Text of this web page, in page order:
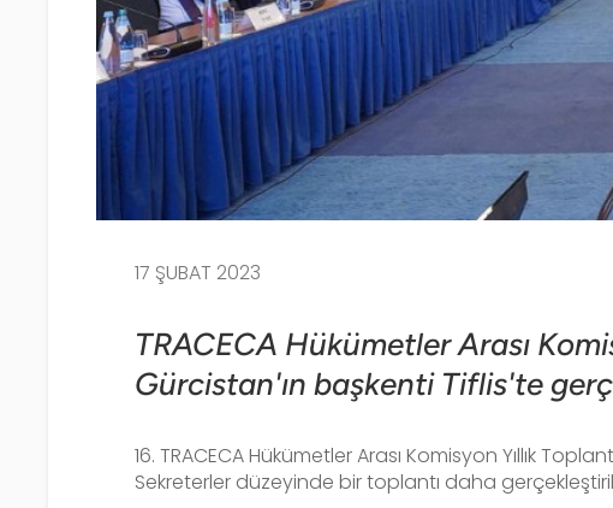
17 ŞUBAT 2023
TRACECA Hükümetler Arası
Gürcistan'ın başkenti Tiflis'te
16. TRACECA Hükümetler Arası Komisyon Yıllık
Sekreterler düzeyinde bir toplantı daha